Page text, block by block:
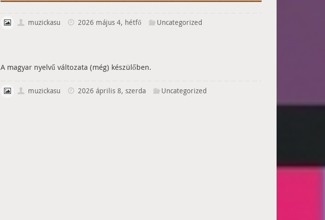
muzickasu 2026 május 4, hétfő Uncategorized
A magyar nyelvű változata (még) készülőben.
muzickasu 2026 április 8, szerda Uncategorized